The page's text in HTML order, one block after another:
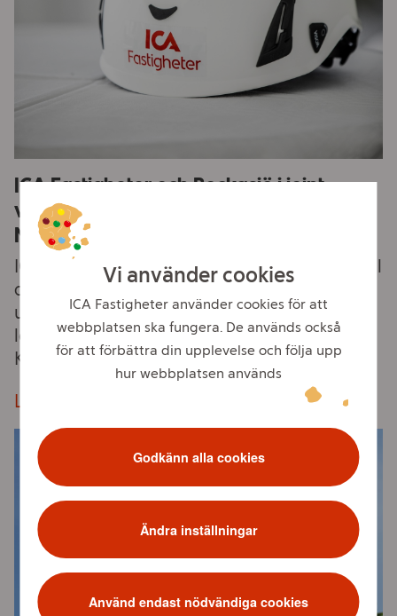
Vi använder cookies
ICA Fastigheter använder cookies för att
webbplatsen ska fungera. De används också
för att förbättra din upplevelse och följa upp
hur webbplatsen används
Godkänn alla cookies
Ändra inställningar
Använd endast nödvändiga cookies
ICA Fastigheter och Bockasjö i joint
venture – utvecklar nytt logistikcentrum i
Norrköping
ICA Fastigheter och Bockasjö har tecknat avtal
om att bilda ett gemensamt ägt bolag för
utvecklingen av Apotek Hjärtats nya
logistikcentrum på fastigheten Separatorn 2 i
Klinga, söder om Norrköping.
Läs mer